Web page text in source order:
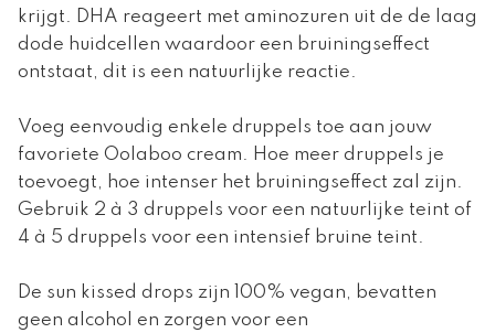
krijgt. DHA reageert met aminozuren uit de de laag
dode huidcellen waardoor een bruiningseffect
ontstaat, dit is een natuurlijke reactie.
Voeg eenvoudig enkele druppels toe aan jouw
favoriete Oolaboo cream. Hoe meer druppels je
toevoegt, hoe intenser het bruiningseffect zal zijn.
Gebruik 2 à 3 druppels voor een natuurlijke teint of
4 à 5 druppels voor een intensief bruine teint.
De sun kissed drops zijn 100% vegan, bevatten
geen alcohol en zorgen voor een